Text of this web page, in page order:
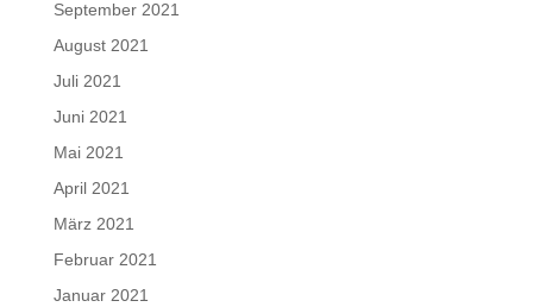
September 2021
August 2021
Juli 2021
Juni 2021
Mai 2021
April 2021
März 2021
Februar 2021
Januar 2021